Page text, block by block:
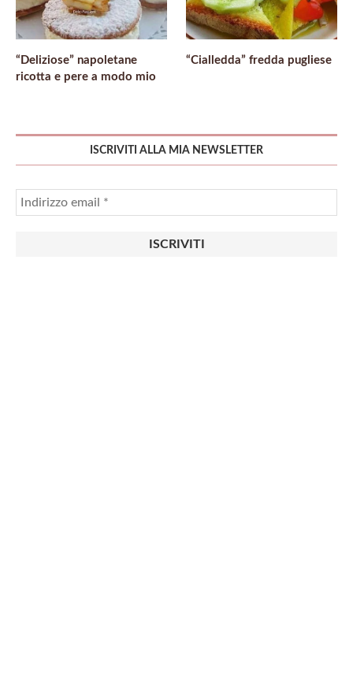
“Deliziose” napoletane
ricotta e pere a modo mio
“Cialledda” fredda pugliese
ISCRIVITI ALLA MIA NEWSLETTER